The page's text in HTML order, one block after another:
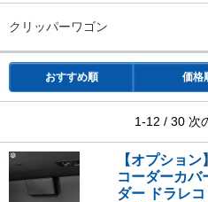
クリッパーワゴン
おすすめ順 価格
1-12 / 30 次
【オプショ
コーダーカバ
ダー ドラレ